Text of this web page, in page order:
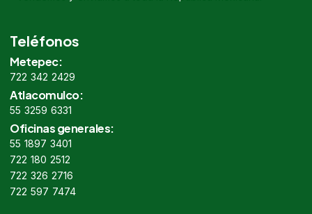
Teléfonos
Metepec:
722 342 2429
Atlacomulco:
55 3259 6331
Oficinas generales:
55 1897 3401
722 180 2512
722 326 2716
722 597 7474